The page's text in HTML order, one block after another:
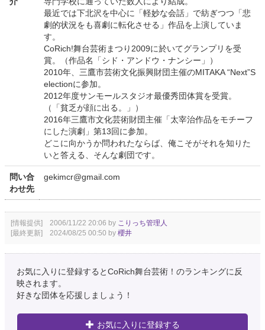
最近では下北沢を中心に「軽妙な会話」で紡ぎつつ「悲
劇的状況をも喜劇に転化させる」作品を上演していま
す。
CoRich!舞台芸術まつり2009に於いてグランプリを受
賞。（作品名「シド・アンドウ・ナンシー」）
2010年、三鷹市芸術文化振興財団主催のMITAKA “Next”S
electionに参加。
2012年度サンモールスタジオ最優秀団体賞を受賞。
（「貧乏が顔に出る。」）
2016年三鷹市文化芸術財団主催「太宰治作品をモチーフ
にした演劇」第13回に参加。
どこに向かうか問われたならば、俺こそがそれを知りた
いと答える、そんな劇団です。
問い合
わせ先
gekimcr@gmail.com
[情報提供] 2006/11/22 20:06 by こりっち管理人
[最終更新] 2024/08/25 00:50 by 櫻井
お気に入りに登録するとCoRich舞台芸術！のランキングに反
映されます。
好きな団体を応援しましょう！
お気に入りに登録する